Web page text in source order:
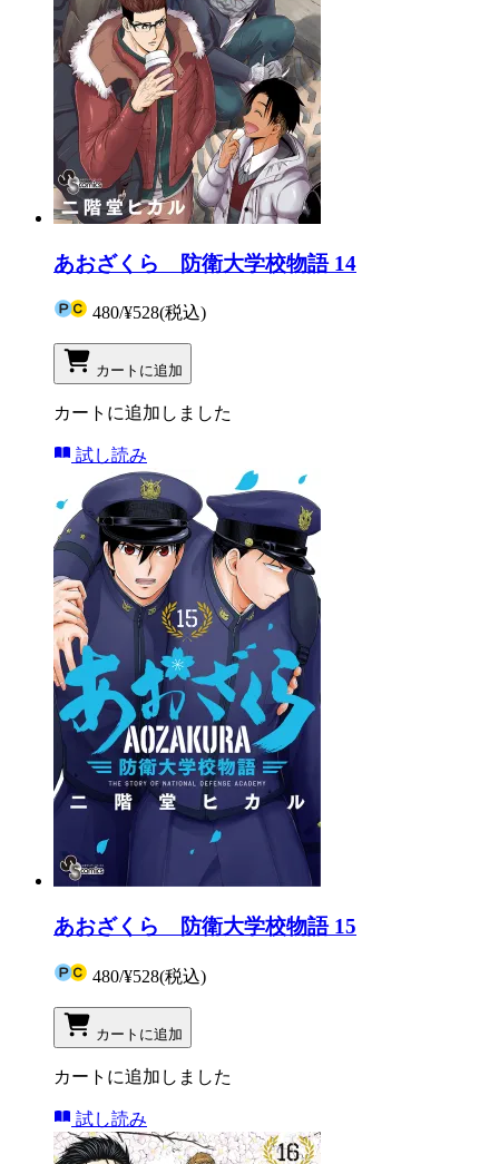
あおざくら 防衛大学校物語 14
480/¥528(税込)
カートに追加
カートに追加しました
試し読み
あおざくら 防衛大学校物語 15
480/¥528(税込)
カートに追加
カートに追加しました
試し読み